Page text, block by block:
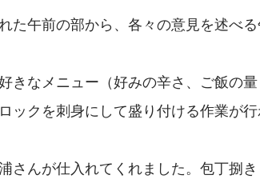
た午前の部から、各々の意見を述べる
きなメニュー（好みの辛さ、ご飯の
クを刺身にして盛り付ける作業が行
さんが仕入れてくれました。包丁捌き